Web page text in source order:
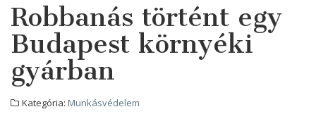
Robbanás történt egy
Budapest környéki
gyárban
Kategória: Munkásvédelem